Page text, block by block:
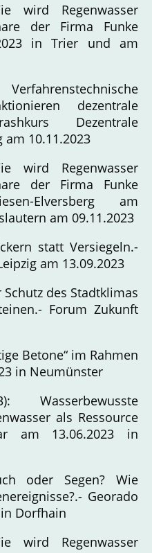
wird Regenwasser
der Firma Funke
in Trier und am
dezentrale
Dezentrale
am 10.11.2023
wird Regenwasser
der Firma Funke
Elversberg am
am 09.11.2023
statt Versiegeln.-
am 13.09.2023
Schutz des Stadtklimas
Forum Zukunft
Betone“ im Rahmen
in Neumünster
Wasserbewusste
als Ressource
am 13.06.2023 in
oder Segen? Wie
Georado
Dorfhain
wird Regenwasser